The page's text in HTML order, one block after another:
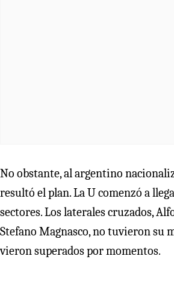
No obstante, al argentino
resultó el plan. La U comenzó a
sectores. Los laterales cruzados,
Stefano Magnasco, no tuvieron su
vieron superados por momentos.